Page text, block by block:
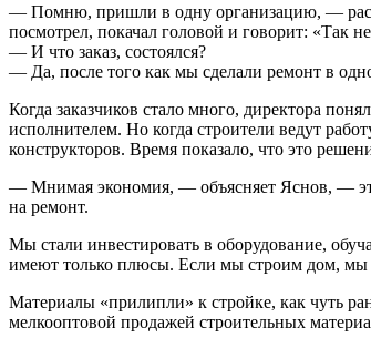
— Помню, пришли в одну организацию, —
посмотрел, покачал головой и говорит: «Так
— И что заказ, состоялся?
— Да, после того как мы сделали ремонт в
Когда заказчиков стало много, директора
исполнителем. Но когда строители ведут
конструкторов. Время показало, что это
— Мнимая экономия, — объясняет Яснов, — это
на ремонт.
Мы стали инвестировать в оборудование,
имеют только плюсы. Если мы строим дом, мы
Материалы «прилипли» к стройке, как чуть
мелкооптовой продажей строительных